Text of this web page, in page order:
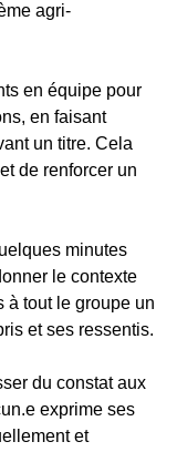
agri-
en équipe pour
en faisant
un titre. Cela
de renforcer un
minutes
le contexte
à tout le groupe un
et ses ressentis.
du constat aux
exprime ses
et